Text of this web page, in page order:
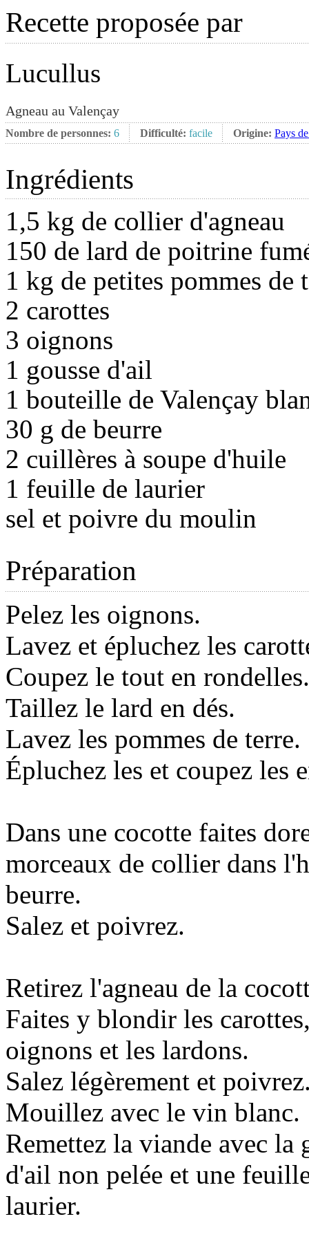
Recette proposée par
Lucullus
Agneau au Valençay
Nombre de personnes: 6 Difficulté: facile Origine: Pays
Ingrédients
1,5 kg de collier d'agneau
150 de lard de poitrine
1 kg de petites pommes de
2 carottes
3 oignons
1 gousse d'ail
1 bouteille de Valençay
30 g de beurre
2 cuillères à soupe d'huile
1 feuille de laurier
sel et poivre du moulin
Préparation
Pelez les oignons.
Lavez et épluchez les
Coupez le tout en rondelles.
Taillez le lard en dés.
Lavez les pommes de terre.
Épluchez les et coupez les
Dans une cocotte faites
morceaux de collier dans
beurre.
Salez et poivrez.
Retirez l'agneau de la
Faites y blondir les
oignons et les lardons.
Salez légèrement et
Mouillez avec le vin blanc.
Remettez la viande avec la
d'ail non pelée et une
laurier.